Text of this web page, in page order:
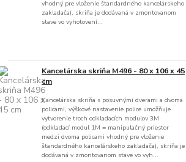
vhodný pre vloženie štandardného kancelárskeho
zakladača), skriňa je dodávaná v zmontovanom
stave vo vyhotovení...
Kancelárska skriňa M496 - 80 x 106 x 45
cm
Kancelárska skriňa s posuvnými dverami a dvoma
policami, výškové nastavenie police umožňuje
vytvorenie troch odkladacích modulov 3M
(odkladací modul 1M = manipulačný priestor
medzi dvoma policami vhodný pre vloženie
štandardného kancelárskeho zakladača), skriňa je
dodávaná v zmontovanom stave vo vyh...